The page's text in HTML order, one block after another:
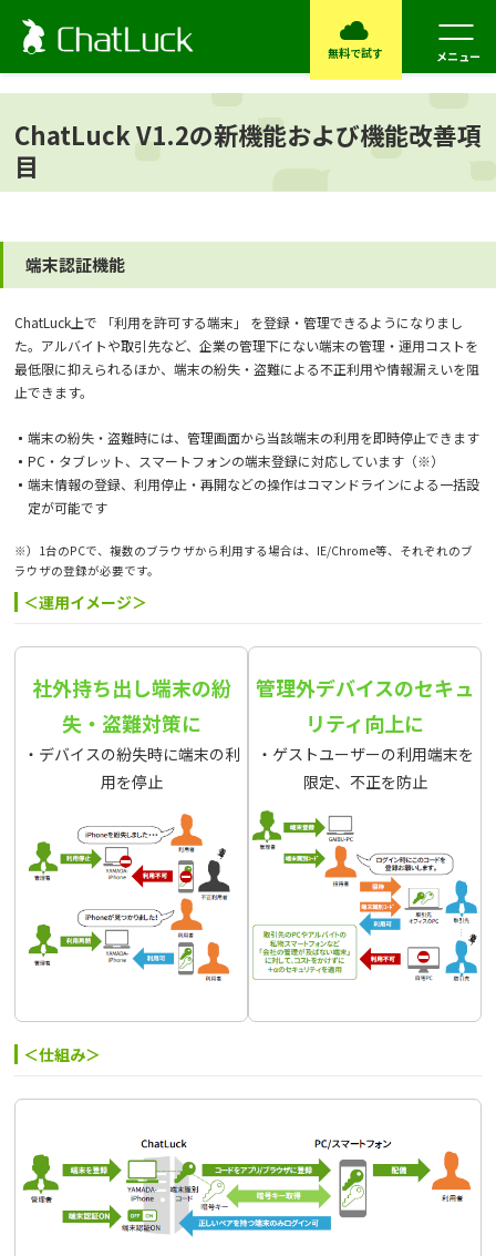
無料で試す メニュー
ChatLuck V1.2の新機能および機能改善項
目
端末認証機能
ChatLuck上で 「利用を許可する端末」 を登録・管理できるようになりまし
た。アルバイトや取引先など、企業の管理下にない端末の管理・運用コストを
最低限に抑えられるほか、端末の紛失・盗難による不正利用や情報漏えいを阻
止できます。
端末の紛失・盗難時には、管理画面から当該端末の利用を即時停止できます
PC・タブレット、スマートフォンの端末登録に対応しています（※）
端末情報の登録、利用停止・再開などの操作はコマンドラインによる一括設
定が可能です
※）1台のPCで、複数のブラウザから利用する場合は、IE/Chrome等、それぞれのブ
ラウザの登録が必要です。
＜運用イメージ＞
社外持ち出し端末の紛
失・盗難対策に
・デバイスの紛失時に端末の利
用を停止
管理外デバイスのセキュ
リティ向上に
・ゲストユーザーの利用端末を
限定、不正を防止
＜仕組み＞